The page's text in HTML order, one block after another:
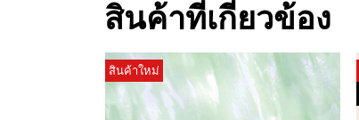
สินค้าที่เกี่ยวข้อง
สินค้าใหม่